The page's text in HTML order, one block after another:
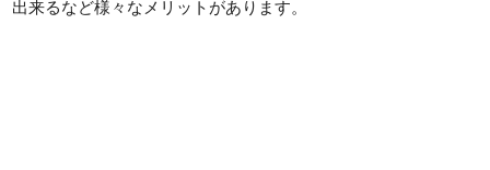
出来るなど様々なメリットがあります。